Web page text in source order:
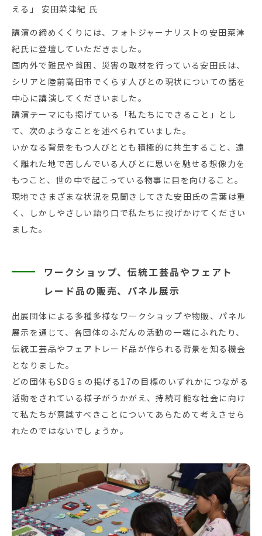
える」 安田菜津紀 氏
講演の締めくくりには、フォトジャーナリストの安田菜津
紀氏に登壇していただきました。
国内外で難民や貧困、災害の取材を行っている安田氏は、
シリアと陸前高田市でくらす人びとの現状についての話を
中心に講演してくださいました。
講演テーマにも掲げている「私たちにできること」とし
て、次のようなことを述べられていました。
いかなる背景をもつ人びととも積極的に共生すること、遠
く離れた地で苦しんでいる人びとに思いを馳せる想像力を
もつこと、世の中で起こっている物事に目を向けること。
現地でさまざまな状況を見聞きしてきた安田氏の言葉は重
く、しかしやさしい語り口で私たちに投げかけてください
ました。
ワークショップ、伝統工芸品やフェアト
レード品の販売、パネル展示
出展団体による多種多様なワークショップや物販、パネル
展示を通じて、各団体のふだんの活動の一端にふれたり、
伝統工芸品やフェアトレード品が作られる背景を知る機会
となりました。
どの団体もSDGｓの掲げる17の目標のいずれかにつながる
活動をされている様子がうかがえ、持続可能な社会に向け
て私たちが意識すべきことについてあらためて考えさせら
れたのではないでしょうか。